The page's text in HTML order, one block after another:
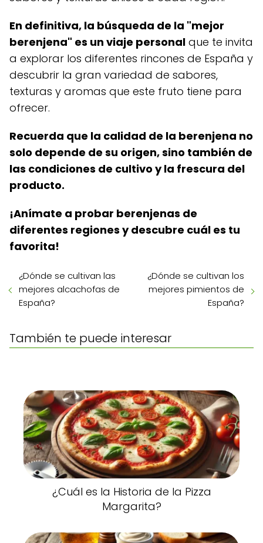
En definitiva, la búsqueda de la "mejor
berenjena" es un viaje personal que te invita
a explorar los diferentes rincones de España y
descubrir la gran variedad de sabores,
texturas y aromas que este fruto tiene para
ofrecer.
Recuerda que la calidad de la berenjena no
solo depende de su origen, sino también de
las condiciones de cultivo y la frescura del
producto.
¡Anímate a probar berenjenas de
diferentes regiones y descubre cuál es tu
favorita!
¿Dónde se cultivan las
mejores alcachofas de
España?
¿Dónde se cultivan los
mejores pimientos de
España?
También te puede interesar
¿Cuál es la Historia de la Pizza
Margarita?